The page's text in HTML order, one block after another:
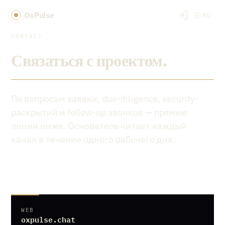
OxPulse RU
CONTACT
Связаться с проектом.
По вопросам заявки, due-diligence, security-
раскрытий и follow-up звонков — прямые
линии ниже. Основатель читает каждый
канал в течение одного рабочего дня.
WEB
oxpulse.chat